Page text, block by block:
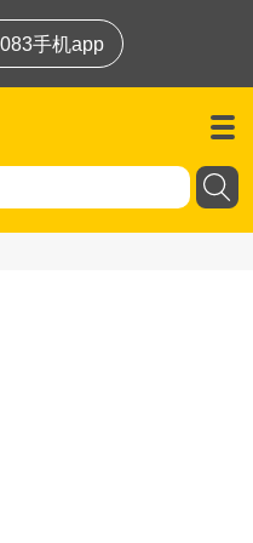
手机app